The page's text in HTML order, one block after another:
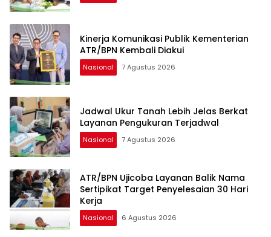
Kinerja Komunikasi Publik Kementerian
ATR/BPN Kembali Diakui
Nasional 7 Agustus 2026
Jadwal Ukur Tanah Lebih Jelas Berkat
Layanan Pengukuran Terjadwal
Nasional 7 Agustus 2026
ATR/BPN Ujicoba Layanan Balik Nama
Sertipikat Target Penyelesaian 30 Hari
Kerja
Nasional 6 Agustus 2026